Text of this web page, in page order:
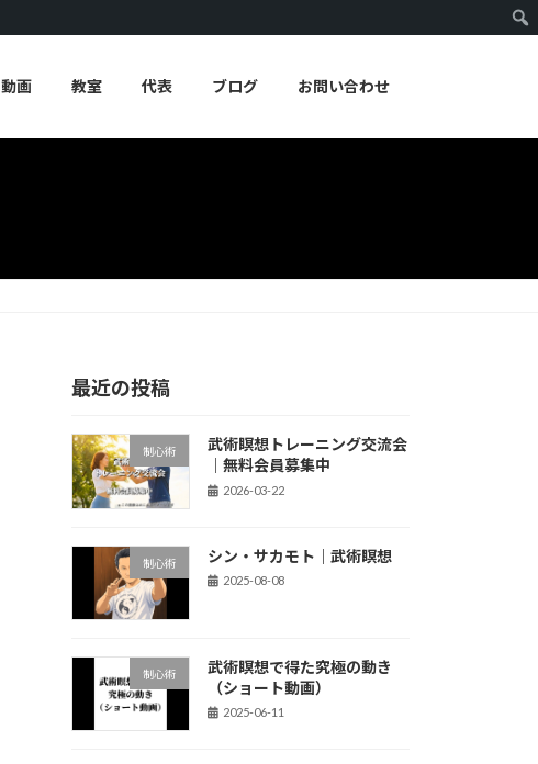
動画 教室 代表 ブログ お問い合わせ
最近の投稿
制心術
武術瞑想トレーニング交流会
｜無料会員募集中
2026-03-22
制心術 シン・サカモト｜武術瞑想
2025-08-08
制心術
武術瞑想で得た究極の動き
（ショート動画）
2025-06-11